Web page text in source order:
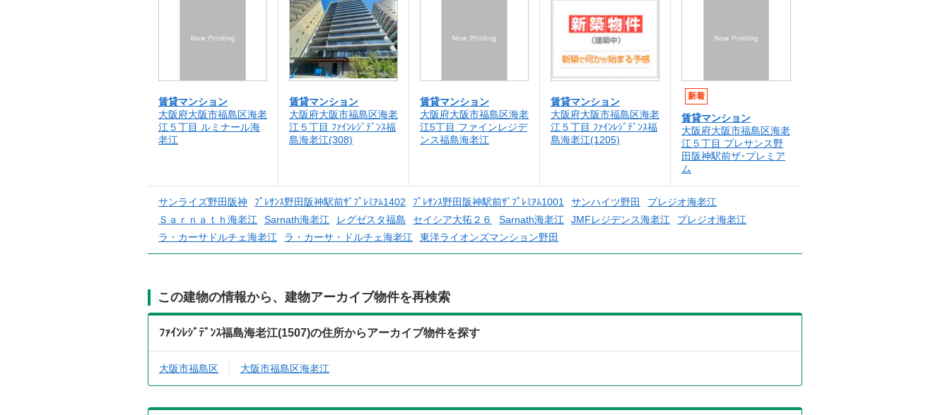
賃貸マンション
大阪府大阪市福島区海老
江５丁目 ルミナール海
老江
賃貸マンション
大阪府大阪市福島区海老
江５丁目 ﾌｧｲﾝﾚｼﾞﾃﾞﾝｽ福
島海老江(308)
賃貸マンション
大阪府大阪市福島区海老
江5丁目 ファインレジデ
ンス福島海老江
賃貸マンション
大阪府大阪市福島区海老
江５丁目 ﾌｧｲﾝﾚｼﾞﾃﾞﾝｽ福
島海老江(1205)
新着
賃貸マンション
大阪府大阪市福島区海老
江５丁目 プレサンス野
田阪神駅前ザ･プレミア
ム
サンライズ野田阪神 ﾌﾟﾚｻﾝｽ野田阪神駅前ｻﾞﾌﾟﾚﾐｱﾑ1402 ﾌﾟﾚｻﾝｽ野田阪神駅前ｻﾞﾌﾟﾚﾐｱﾑ1001 サンハイツ野田
プレジオ海老江
Ｓａｒｎａｔｈ海老江
Sarnath海老江 レグゼスタ福島 セイシア大拓２６ Sarnath海老江 JMFレジデンス海老江
プレジオ海老江
ラ・カーサドルチェ海老江
ラ・カーサ・ドルチェ海老江 東洋ライオンズマンション野田
この建物の情報から、建物アーカイブ物件を再検索
ﾌｧｲﾝﾚｼﾞﾃﾞﾝｽ福島海老江(1507)の住所からアーカイブ物件を探す
大阪市福島区 大阪市福島区海老江